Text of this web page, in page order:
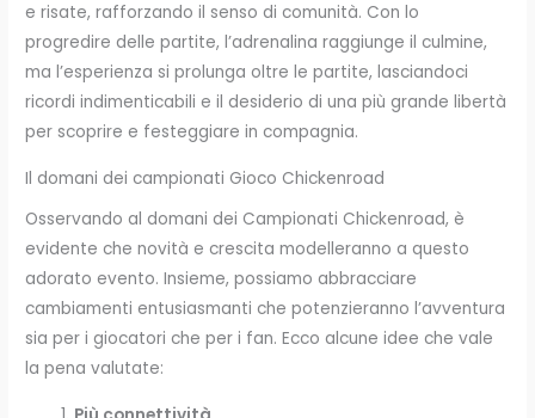
e risate, rafforzando il senso di comunità. Con lo
progredire delle partite, l’adrenalina raggiunge il culmine,
ma l’esperienza si prolunga oltre le partite, lasciandoci
ricordi indimenticabili e il desiderio di una più grande libertà
per scoprire e festeggiare in compagnia.
Il domani dei campionati Gioco Chickenroad
Osservando al domani dei Campionati Chickenroad, è
evidente che novità e crescita modelleranno a questo
adorato evento. Insieme, possiamo abbracciare
cambiamenti entusiasmanti che potenzieranno l’avventura
sia per i giocatori che per i fan. Ecco alcune idee che vale
la pena valutate: